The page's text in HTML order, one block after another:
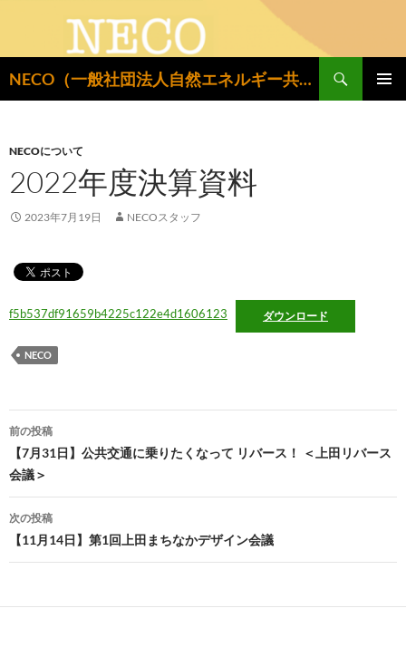
NECO（一般社団法人自然エネルギー共同設置推進機構）
索
ン
ツ
へ
キ
プ
NECOについて
2022年度決算資料
2023年7月19日 NECOスタッフ
f5b537df91659b4225c122e4d1606123 ダウンロード
NECO
投
稿
ナ
ビ
ゲ
シ
前の投稿
【7月31日】公共交通に乗りたくなって リバース！ ＜上田リバース
会議＞
次の投稿
【11月14日】第1回上田まちなかデザイン会議